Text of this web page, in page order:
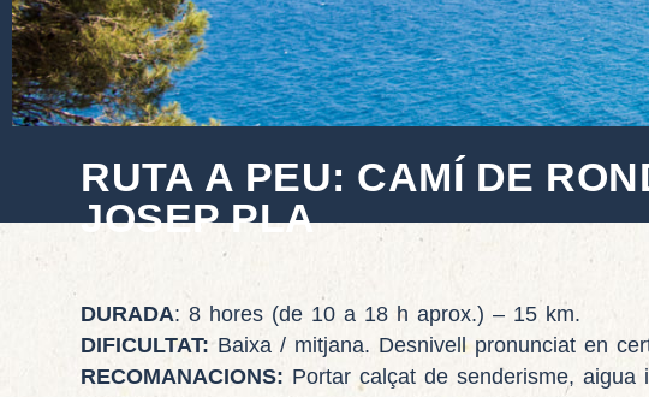
RUTA A PEU: CAMÍ DE
JOSEP PLA
DURADA: 8 hores (de 10 a 18 h aprox.) – 15 km.
DIFICULTAT: Baixa / mitjana. Desnivell pronunciat en
RECOMANACIONS: Portar calçat de senderisme, aigua